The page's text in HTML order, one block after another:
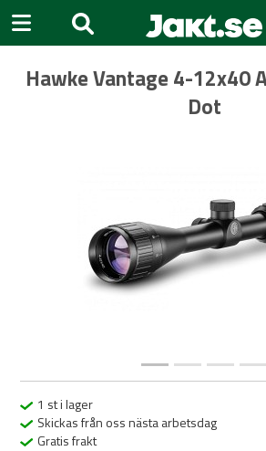
Hawke Vantage 4-12x40
Dot
Previous
1 st i lager
Skickas från oss nästa arbetsdag
Gratis frakt